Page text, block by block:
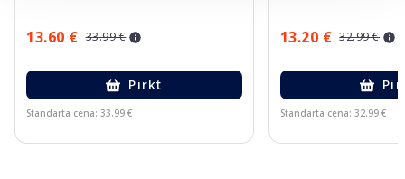
13.60 € 33.99 €
Pirkt
Standarta cena: 33.99 €
13.20 € 32.99 €
Standarta cena: 32.99 €